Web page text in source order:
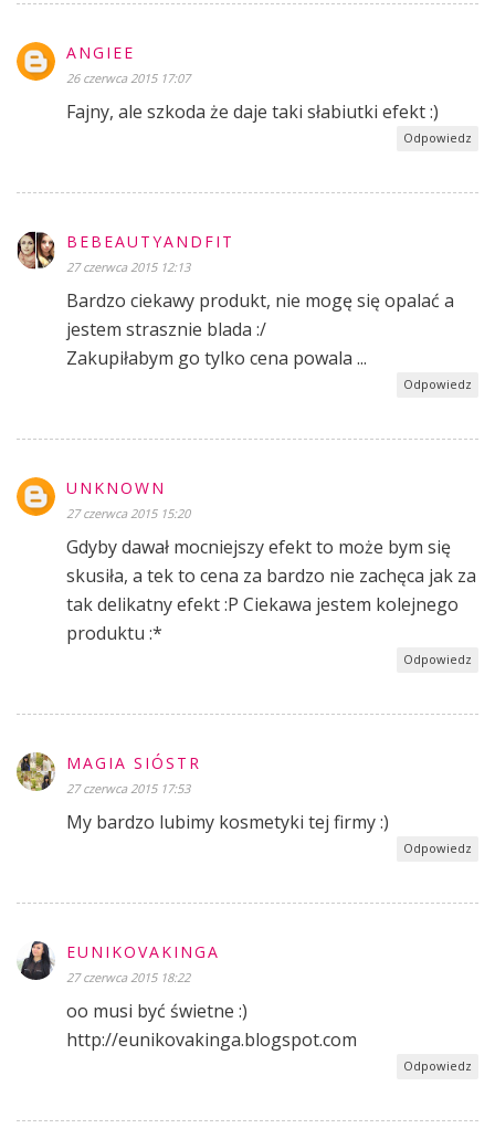
ANGIEE
26 czerwca 2015 17:07
Fajny, ale szkoda że daje taki słabiutki efekt :)
Odpowiedz
BEBEAUTYANDFIT
27 czerwca 2015 12:13
Bardzo ciekawy produkt, nie mogę się opalać a
jestem strasznie blada :/
Zakupiłabym go tylko cena powala ...
Odpowiedz
UNKNOWN
27 czerwca 2015 15:20
Gdyby dawał mocniejszy efekt to może bym się
skusiła, a tek to cena za bardzo nie zachęca jak za
tak delikatny efekt :P Ciekawa jestem kolejnego
produktu :*
Odpowiedz
MAGIA SIÓSTR
27 czerwca 2015 17:53
My bardzo lubimy kosmetyki tej firmy :)
Odpowiedz
EUNIKOVAKINGA
27 czerwca 2015 18:22
oo musi być świetne :)
http://eunikovakinga.blogspot.com
Odpowiedz